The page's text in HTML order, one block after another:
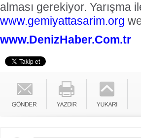
alması gerekiyor. Yarışma
www.gemiyattasarim.org
www.DenizHaber.Com.tr